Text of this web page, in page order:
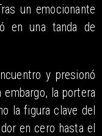
un emocionante
en una tanda de
y presionó
la portera
la figura clave del
en cero hasta el